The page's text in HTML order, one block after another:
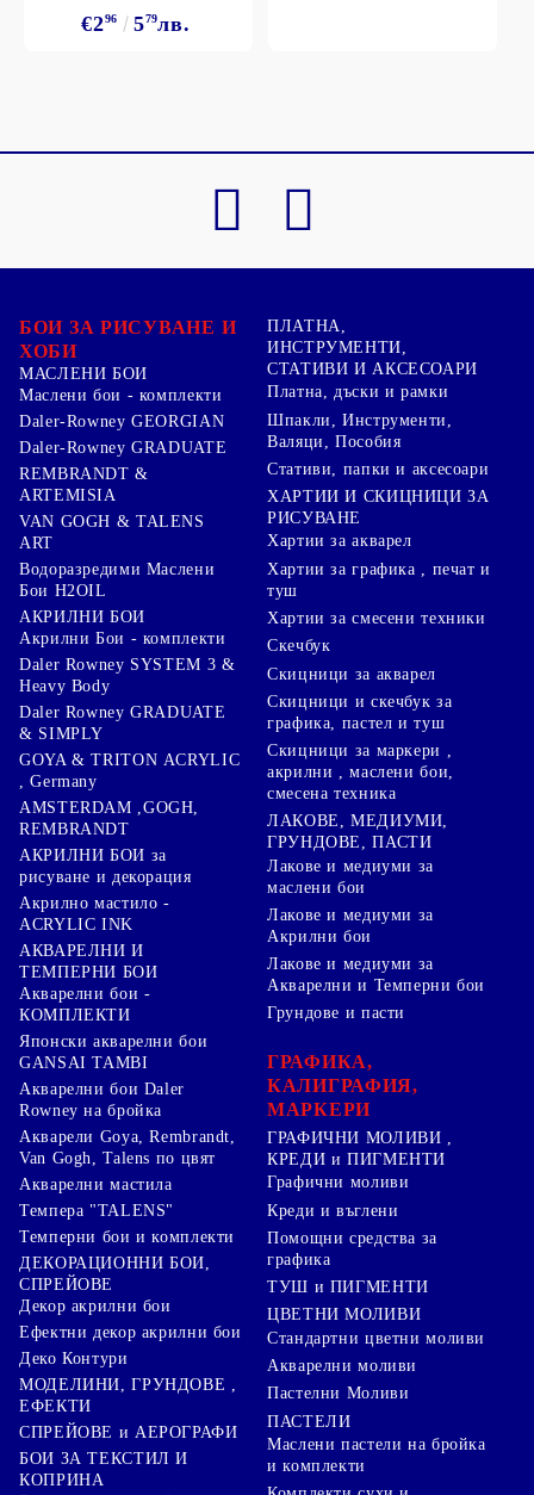
€296 579лв.
БОИ ЗА РИСУВАНЕ И
ХОБИ
МАСЛЕНИ БОИ
Маслени бои - комплекти
Daler-Rowney GEORGIAN
Daler-Rowney GRADUATE
REMBRANDT &
ARTEMISIA
VAN GOGH & TALENS
ART
Водоразредими Маслени
Бои H2OIL
АКРИЛНИ БОИ
Акрилни Бои - комплекти
Daler Rowney SYSTEM 3 &
Heavy Body
Daler Rowney GRADUATE
& SIMPLY
GOYA & TRITON АCRYLIC
, Germany
AMSTERDAM ,GOGH,
REMBRANDT
АКРИЛНИ БОИ за
рисуване и декорация
Акрилно мастило -
ACRYLIC INK
АКВАРЕЛНИ И
ТЕМПЕРНИ БОИ
Акварелни бои -
КОМПЛЕКТИ
Японски акварелни бои
GANSAI TAMBI
Акварелни бои Daler
Rowney на бройка
Акварели Goya, Rembrandt,
Van Gogh, Talens по цвят
Акварелни мастила
Темпера "TALENS"
Темперни бои и комплекти
ДЕКОРАЦИОННИ БОИ,
СПРЕЙОВЕ
Декор акрилни бои
Ефектни декор акрилни бои
Деко Контури
МОДЕЛИНИ, ГРУНДОВЕ ,
ЕФЕКТИ
СПРЕЙОВЕ и АЕРОГРАФИ
БОИ ЗА ТЕКСТИЛ И
КОПРИНА
ПЛАТНА,
ИНСТРУМЕНТИ,
СТАТИВИ И АКСЕСОАРИ
Платна, дъски и рамки
Шпакли, Инструменти,
Валяци, Пособия
Стативи, папки и аксесоари
ХАРТИИ И СКИЦНИЦИ ЗА
РИСУВАНЕ
Хартии за акварел
Хартии за графика , печат и
туш
Хартии за смесени техники
Скечбук
Скицници за акварел
Скицници и скечбук за
графика, пастел и туш
Скицници за маркери ,
акрилни , маслени бои,
смесена техника
ЛАКОВЕ, МЕДИУМИ,
ГРУНДОВЕ, ПАСТИ
Лакове и медиуми за
маслени бои
Лакове и медиуми за
Акрилни бои
Лакове и медиуми за
Акварелни и Темперни бои
Грундове и пасти
ГРАФИКА,
КАЛИГРАФИЯ,
МАРКЕРИ
ГРАФИЧНИ МОЛИВИ ,
КРЕДИ и ПИГМЕНТИ
Графични моливи
Креди и въглени
Помощни средства за
графика
ТУШ и ПИГМЕНТИ
ЦВЕТНИ МОЛИВИ
Стандартни цветни моливи
Акварелни моливи
Пастелни Моливи
ПАСТЕЛИ
Маслени пастели на бройка
и комплекти